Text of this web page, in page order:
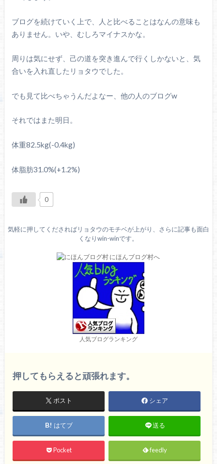
ブログを続けていく上で、人と比べることはなんの意味も
ありません。いや、むしろマイナスかな。
周りは気にせず、己の道を突き進んで行くしかないと、気
合いを入れ直したリョタウでした。
でも見て比べちゃうんだよなー、他の人のブログw
それではまた明日。
体重82.5kg(-0.4kg)
体脂肪31.0%(+1.2%)
0
気軽に押してくださればリョタウのモチベが上がり、さらに記事も面白
くなりwin-winです。
人気ブログランキング
押してもらえると頑張れます。
ポスト シェア
はてブ 送る
Pocket feedly